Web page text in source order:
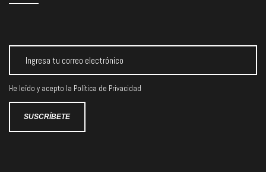
He leído y acepto la Política de Privacidad